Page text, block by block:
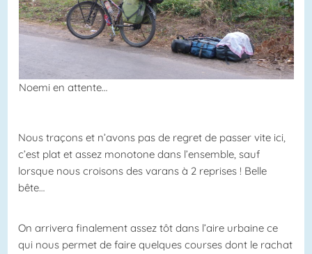
Noemi en attente…
Nous traçons et n’avons pas de regret de passer vite ici,
c’est plat et assez monotone dans l’ensemble, sauf
lorsque nous croisons des varans à 2 reprises ! Belle
bête…
On arrivera finalement assez tôt dans l’aire urbaine ce
qui nous permet de faire quelques courses dont le rachat